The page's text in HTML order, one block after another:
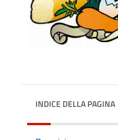
INDICE DELLA PAGINA